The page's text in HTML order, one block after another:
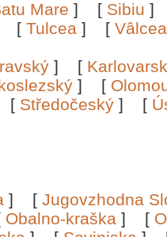
Mare ] [ Sibiu
[ Tulcea ] [
] [
] [
[ Středočeský ] [
] [ Jugovzhodna
Obalno-kraška ] [